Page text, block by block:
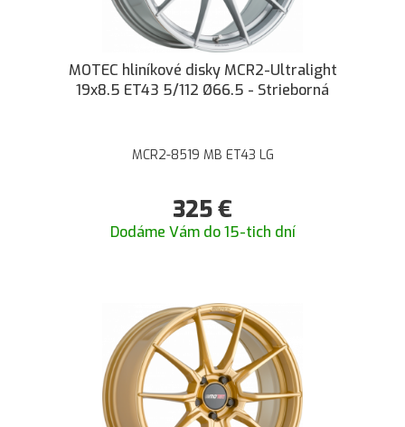
MOTEC hliníkové disky MCR2-Ultralight
19x8.5 ET43 5/112 Ø66.5 - Strieborná
MCR2-8519 MB ET43 LG
325€
Dodáme Vám do 15-tich dní